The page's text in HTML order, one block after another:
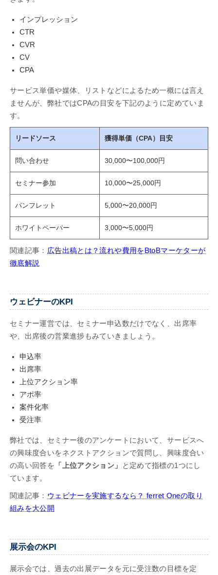
インプレッション
CTR
CVR
CV
CPA
サービス単価や媒体、リストなどによるため一概には言え
ませんが、弊社ではCPAの目安を下記のように定めていま
す。
リードソース 獲得単価（CPA）目安
問い合わせ 30,000〜100,000円
セミナー参加 10,000〜25,000円
パンフレット 5,000〜20,000円
ホワイトペーパー 3,000〜5,000円
関連記事： 広告出稿とは？流れや費用をBtoBマーケターが
徹底解説
ウェビナーのKPI
セミナー運営では、セミナー申込数だけでなく、出席率
や、出席後の営業進捗もみていきましょう。
申込率
出席率
上位アクション率
アポ率
案件化率
受注率
弊社では、セミナー後のアンケートにおいて、サービスへ
の興味度合いをネクストアクションで質問し、興味度合い
の高い回答を 「上位アクション」
と定めて指標の1つにし
ています。
関連記事： ウェビナーを実施するなら？ ferret Oneの取り
組みを大公開
展示会のKPI
展示会では、過去の出展データを元に受注数の目標を定